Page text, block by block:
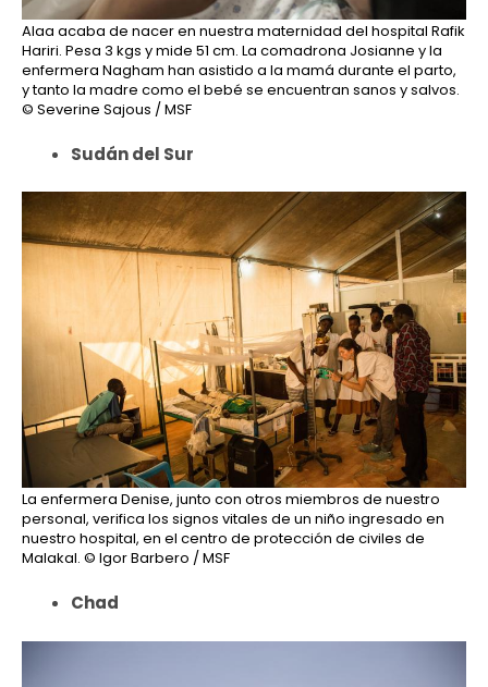
Alaa acaba de nacer en nuestra maternidad del hospital Rafik
Hariri. Pesa 3 kgs y mide 51 cm. La comadrona Josianne y la
enfermera Nagham han asistido a la mamá durante el parto,
y tanto la madre como el bebé se encuentran sanos y salvos.
© Severine Sajous / MSF
Sudán del Sur
La enfermera Denise, junto con otros miembros de nuestro
personal, verifica los signos vitales de un niño ingresado en
nuestro hospital, en el centro de protección de civiles de
Malakal. © Igor Barbero / MSF
Chad